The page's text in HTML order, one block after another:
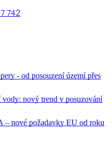
742
- od posouzení území přes
nový trend v posuzování
– nové požadavky EU od roku